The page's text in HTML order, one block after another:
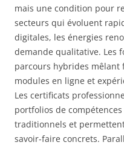
mais une condition pour
secteurs qui évoluent
digitales, les énergies
demande qualitative. Les
parcours hybrides
modules en ligne et
Les certificats
portfolios de
traditionnels et
savoir-faire concrets.